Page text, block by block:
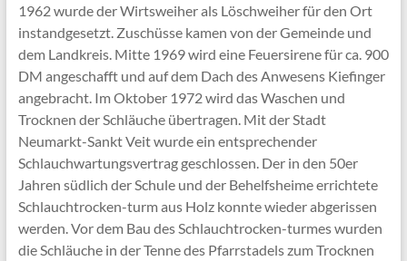
1962 wurde der Wirtsweiher als Löschweiher für den Ort
instandgesetzt. Zuschüsse kamen von der Gemeinde und
dem Landkreis. Mitte 1969 wird eine Feuersirene für ca. 900
DM angeschafft und auf dem Dach des Anwesens Kiefinger
angebracht. Im Oktober 1972 wird das Waschen und
Trocknen der Schläuche übertragen. Mit der Stadt
Neumarkt-Sankt Veit wurde ein entsprechender
Schlauchwartungsvertrag geschlossen. Der in den 50er
Jahren südlich der Schule und der Behelfsheime errichtete
Schlauchtrocken-turm aus Holz konnte wieder abgerissen
werden. Vor dem Bau des Schlauchtrocken-turmes wurden
die Schläuche in der Tenne des Pfarrstadels zum Trocknen